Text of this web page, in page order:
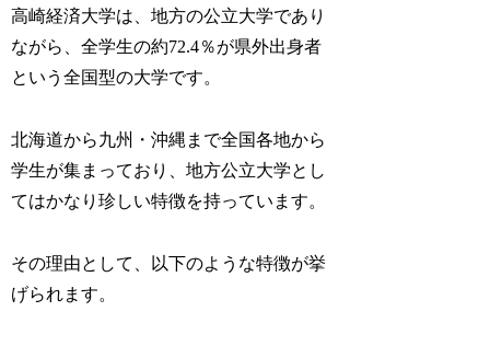
高崎経済大学は、地方の公立大学であり
ながら、全学生の約72.4％が県外出身者
という全国型の大学です。
北海道から九州・沖縄まで全国各地から
学生が集まっており、地方公立大学とし
てはかなり珍しい特徴を持っています。
その理由として、以下のような特徴が挙
げられます。